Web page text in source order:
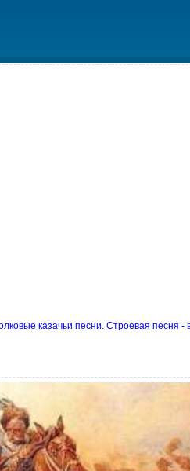
казачьи песни. Строевая песня